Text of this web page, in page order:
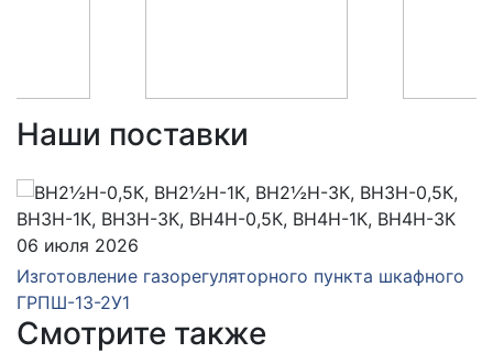
Наши поставки
06 июля 2026
Изготовление газорегуляторного пункта шкафного
ГРПШ-13-2У1
Смотрите также